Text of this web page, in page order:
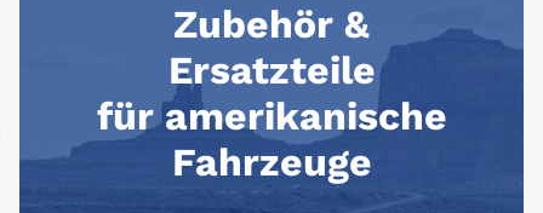
Zubehör &
Ersatzteile
für amerikanische
Fahrzeuge